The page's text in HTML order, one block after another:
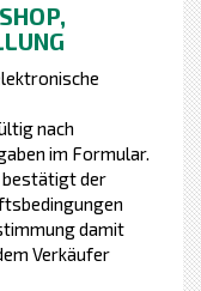
nach
im Formular.
bestätigt der
damit
Verkäufer